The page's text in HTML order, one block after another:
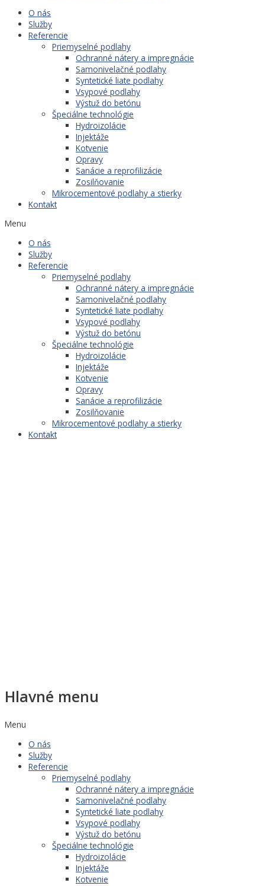
O nás
Služby
Referencie
Priemyselné podlahy
Ochranné nátery a impregnácie
Samonivelačné podlahy
Syntetické liate podlahy
Vsypové podlahy
Výstuž do betónu
Špeciálne technológie
Hydroizolácie
Injektáže
Kotvenie
Opravy
Sanácie a reprofilizácie
Zosilňovanie
Mikrocementové podlahy a stierky
Kontakt
Menu
O nás
Služby
Referencie
Priemyselné podlahy
Ochranné nátery a impregnácie
Samonivelačné podlahy
Syntetické liate podlahy
Vsypové podlahy
Výstuž do betónu
Špeciálne technológie
Hydroizolácie
Injektáže
Kotvenie
Opravy
Sanácie a reprofilizácie
Zosilňovanie
Mikrocementové podlahy a stierky
Kontakt
Hlavné menu
Menu
O nás
Služby
Referencie
Priemyselné podlahy
Ochranné nátery a impregnácie
Samonivelačné podlahy
Syntetické liate podlahy
Vsypové podlahy
Výstuž do betónu
Špeciálne technológie
Hydroizolácie
Injektáže
Kotvenie